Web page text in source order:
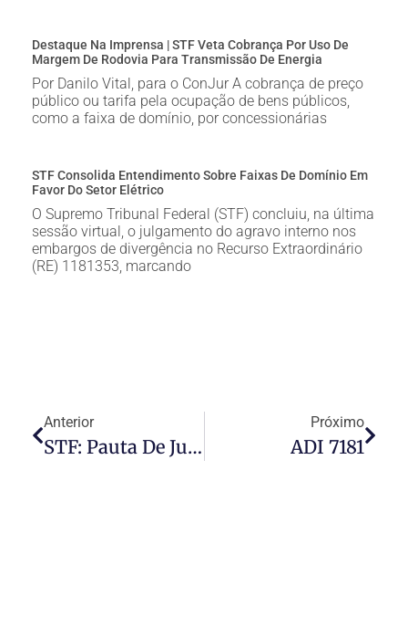
Destaque Na Imprensa | STF Veta Cobrança Por Uso De
Margem De Rodovia Para Transmissão De Energia
Por Danilo Vital, para o ConJur A cobrança de preço
público ou tarifa pela ocupação de bens públicos,
como a faixa de domínio, por concessionárias
STF Consolida Entendimento Sobre Faixas De Domínio Em
Favor Do Setor Elétrico
O Supremo Tribunal Federal (STF) concluiu, na última
sessão virtual, o julgamento do agravo interno nos
embargos de divergência no Recurso Extraordinário
(RE) 1181353, marcando
Anterior
STF: Pauta De Julgamentos Do Pleno – 02/06/22
Próximo
ADI 7181